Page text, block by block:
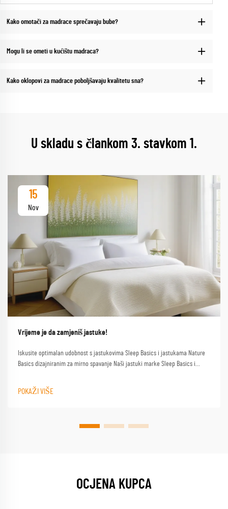
Kako omotači za madrace sprečavaju bube?
Mogu li se ometi u kućištu madraca?
Kako oklopovi za madrace poboljšavaju kvalitetu sna?
U skladu s člankom 3. stavkom 1.
15
Nov
Vrijeme je da zamjeniš jastuke!
Iskusite optimalan udobnost s jastukovima Sleep Basics i jastukama Nature
Basics dizajniranim za mirno spavanje Naši jastuki marke Sleep Basics i
POKAŽI VIŠE
OCJENA KUPCA